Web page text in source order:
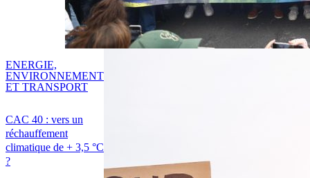
CAC 40 : vers un
réchauffement
climatique de + 3,5 °C
?
ENERGIE,
ENVIRONNEMENT
ET TRANSPORT